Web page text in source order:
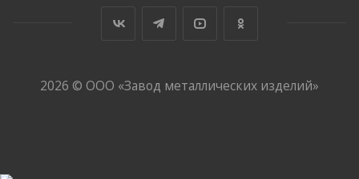
2026 © ООО «Завод металлических изделий»